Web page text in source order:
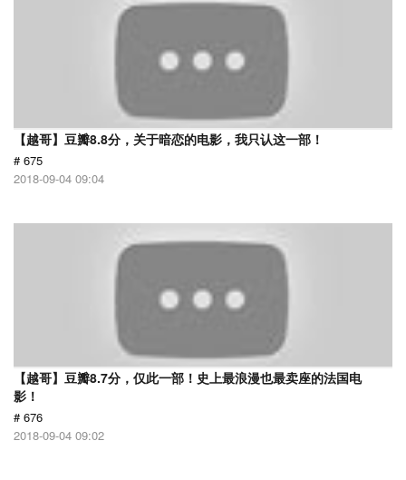
【越哥】豆瓣8.8分，关于暗恋的电影，我只认这一部！
# 675
2018-09-04 09:04
【越哥】豆瓣8.7分，仅此一部！史上最浪漫也最卖座的法国电
影！
# 676
2018-09-04 09:02